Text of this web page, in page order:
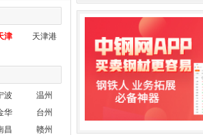
津
天津港
波
温州
华
台州
昌
赣州